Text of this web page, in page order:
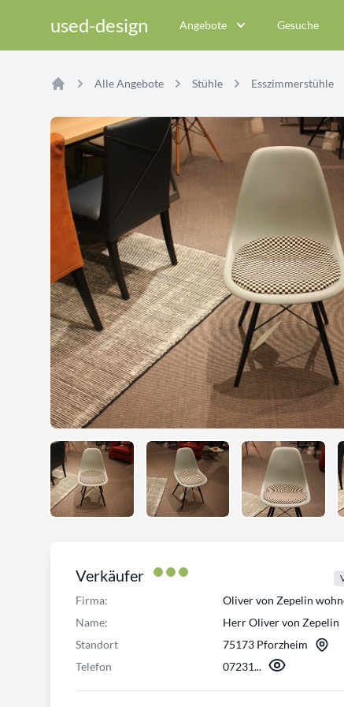
used-design Angebote Gesuche
Alle Angebote Stühle Esszimmerstühle
Verkäufer
Firma:
Oliver von Zepelin
Name:
Herr Oliver von Zepelin
Standort
75173 Pforzheim
Telefon
07231...